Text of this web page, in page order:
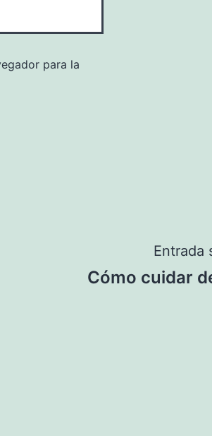
para la
Entrada
Cómo cuidar